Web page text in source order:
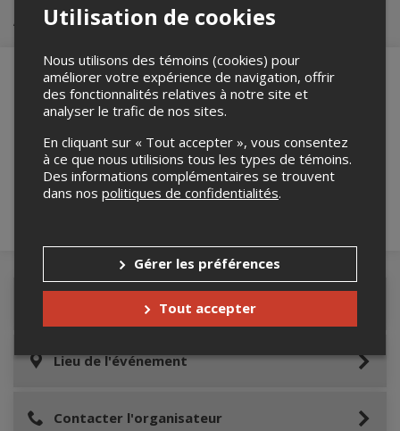
Achat de billets
Merci de confirmer que vous n'êtes pas un
robot ci-bas.
Détails de l'événement
Lieu de l'événement
Contacter l'organisateur
Utilisation de cookies
Nous utilisons des témoins (cookies) pour
améliorer votre expérience de navigation, offrir
des fonctionnalités relatives à notre site et
analyser le trafic de nos sites.
En cliquant sur « Tout accepter », vous consentez
à ce que nous utilisions tous les types de témoins.
Des informations complémentaires se trouvent
dans nos politiques de confidentialités.
Gérer les préférences
Tout accepter